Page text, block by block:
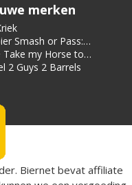
merken
Smash or Pass:
Take my Horse to
Room
2 Guys 2 Barrels
Biernet bevat affiliate